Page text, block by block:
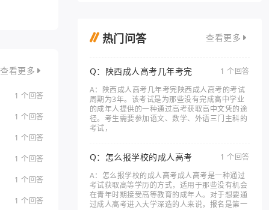
查看更多
1 个回答
1 个回答
1 个回答
1 个回答
1 个回答
1 个回答
热门问答 查看更多
Q：陕西成人高考几年考完
1 个回答
A：陕西成人高考几年考完陕西成人高考的考试
周期为3年。该考试是为那些没有完成高中学业
的成年人提供的一种通过高考获取高中文凭的途
径。考生需要参加语文、数学、外语三门主科的
考试，
Q：怎么报学校的成人高考
1 个回答
A：怎么报学校的成人高考成人高考是一种通过
考试获取高等学历的方式，适用于那些没有机会
在青年时期接受高等教育的成年人。对于想要通
过成人高考进入大学深造的人来说，报名是第一